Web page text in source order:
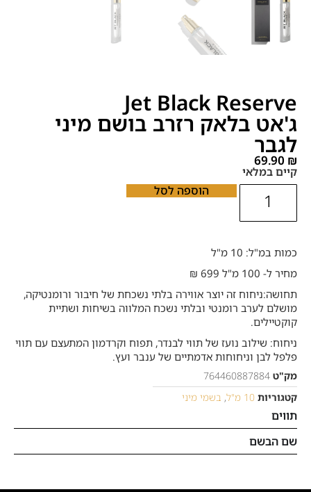
Jet Black Reserve
ג'אט בלאק רזרב בושם מיני
לגבר
69.90 ₪
קיים במלאי
הוספה לסל
כמות במ"ל: 10 מ"ל
מחיר ל- 100 מ"ל 699 ₪
תחושה:ניחוח זה יוצר אווירה בלתי נשכחת של חיבור ורומנטיקה,
מושלם לערב רומנטי ובלתי נשכח המלווה בשיחות ושתיית
קוקטיילים.
ניחוח: שילוב נועז של תווי לבנדר, תפוח וקרדמון המתעצם עם תווי
פלפל לבן וניחוחות אדמתיים של ענבר ועץ.
מק"ט 764460887884
קטגוריות 10 מ"ל , בשמי מיני
תווים
שם הבשם